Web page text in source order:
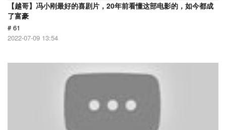
【越哥】冯小刚最好的喜剧片，20年前看懂这部电影的，如今都成
了富豪
# 61
2022-07-09 13:54